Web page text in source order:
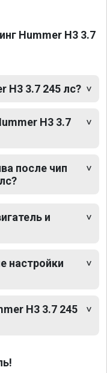
Hummer H3 3.7
H3 3.7 245 лс?
H3 3.7
после чип
и
настройки
H3 3.7 245